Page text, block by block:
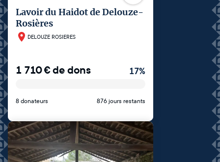
Lavoir du Haidot de Delouze-
Rosières
DELOUZE ROSIERES
1 710€de dons 17%
8 donateurs 876 jours restants